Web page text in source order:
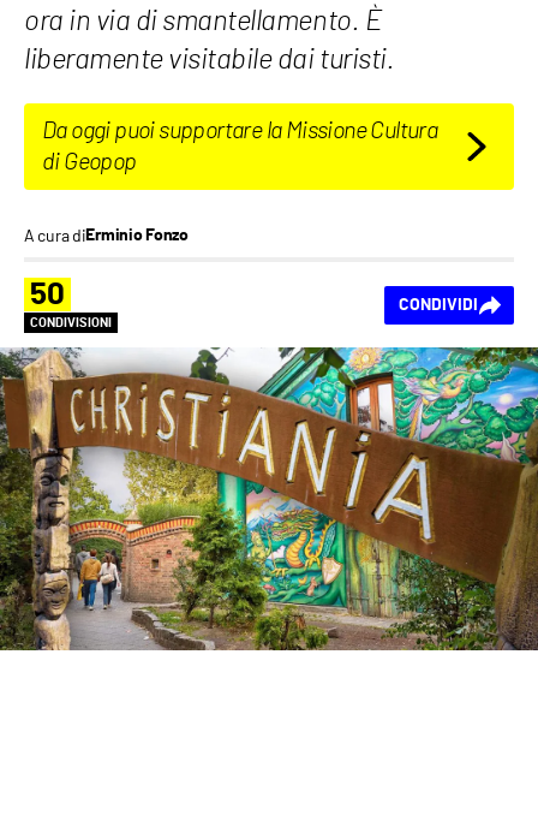
ora in via di smantellamento. È
liberamente visitabile dai turisti.
Da oggi puoi supportare la Missione Cultura
di Geopop
A cura diErminio Fonzo
50
CONDIVISIONI
CONDIVIDI